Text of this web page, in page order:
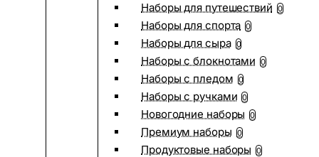
Наборы для путешествий 0
Наборы для спорта 0
Наборы для сыра 0
Наборы с блокнотами 0
Наборы с пледом 0
Наборы с ручками 0
Новогодние наборы 0
Премиум наборы 0
Продуктовые наборы 0